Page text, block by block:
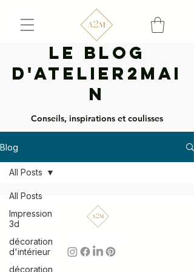
Le Blog
d'Atelier2mai
n
Conseils, inspirations et coulisses
Blog
All Posts
Impression
3d
décoration
d'intérieur
décoration
All Posts